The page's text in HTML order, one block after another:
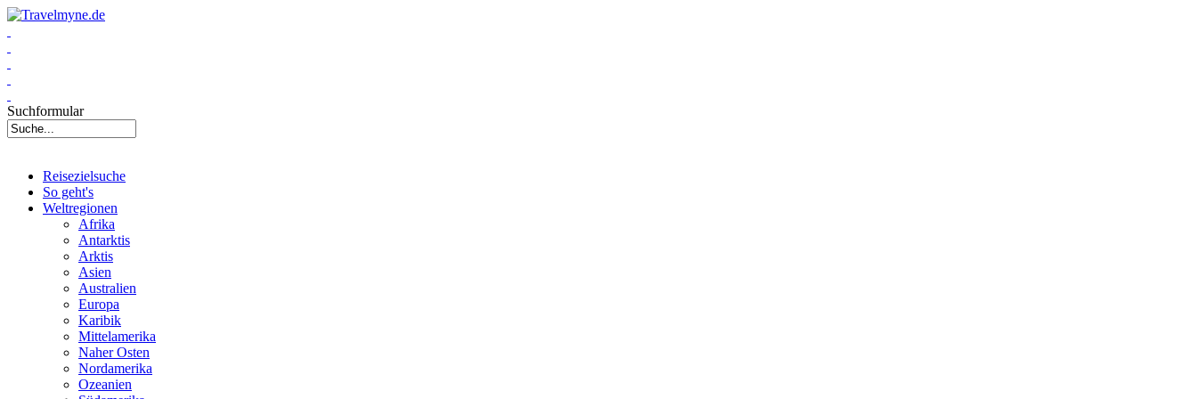
Suchformular
Reisezielsuche
So geht's
Weltregionen
Afrika
Antarktis
Arktis
Asien
Australien
Europa
Karibik
Mittelamerika
Naher Osten
Nordamerika
Ozeanien